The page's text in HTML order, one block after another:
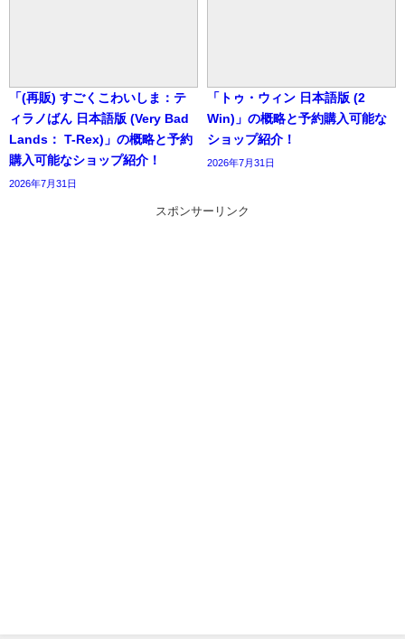
「(再販) すごくこわいしま：テ
ィラノばん 日本語版 (Very Bad
Lands： T-Rex)」の概略と予約
購入可能なショップ紹介！
2026年7月31日
「トゥ・ウィン 日本語版 (2
Win)」の概略と予約購入可能な
ショップ紹介！
2026年7月31日
スポンサーリンク